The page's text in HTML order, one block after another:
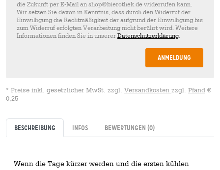
die Zukunft per E-Mail an shop@bierothek.de widerrufen kann.
Wir setzen Sie davon in Kenntnis, dass durch den Widerruf der
Einwilligung die Rechtmäßigkeit der aufgrund der Einwilligung bis
zum Widerruf erfolgten Verarbeitung nicht berührt wird. Weitere
Informationen finden Sie in unserer Datenschutzerklärung.
Anmeldung
* Preise inkl. gesetzlicher MwSt. zzgl. Versandkosten zzgl. Pfand €
0,25
Beschreibung Infos Bewertungen (0)
Wenn die Tage kürzer werden und die ersten kühlen